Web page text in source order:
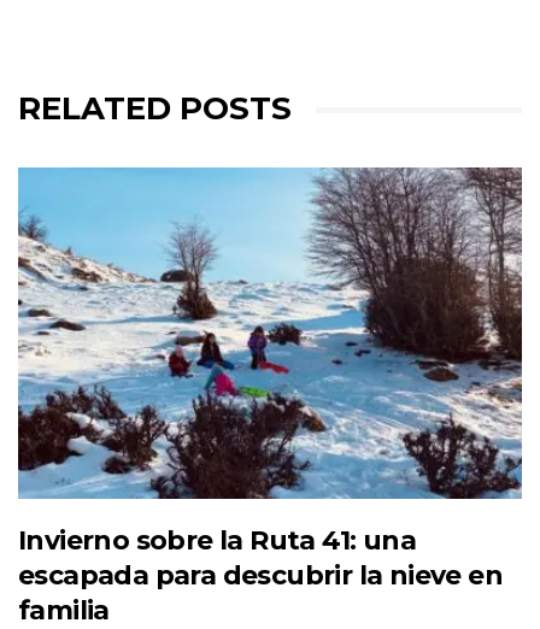
RELATED POSTS
Invierno sobre la Ruta 41: una
escapada para descubrir la nieve en
familia